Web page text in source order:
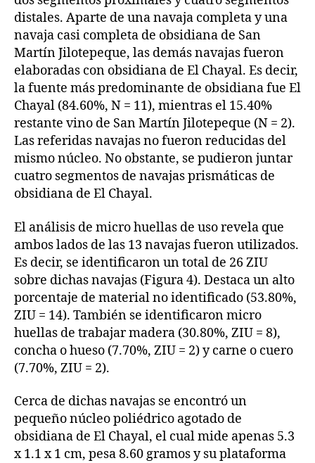
distales. Aparte de una navaja completa y una
navaja casi completa de obsidiana de San
Martín Jilotepeque, las demás navajas fueron
elaboradas con obsidiana de El Chayal. Es decir,
la fuente más predominante de obsidiana fue El
Chayal (84.60%, N = 11), mientras el 15.40%
restante vino de San Martín Jilotepeque (N = 2).
Las referidas navajas no fueron reducidas del
mismo núcleo. No obstante, se pudieron juntar
cuatro segmentos de navajas prismáticas de
obsidiana de El Chayal.
El análisis de micro huellas de uso revela que
ambos lados de las 13 navajas fueron utilizados.
Es decir, se identificaron un total de 26 ZIU
sobre dichas navajas (Figura 4). Destaca un alto
porcentaje de material no identificado (53.80%,
ZIU = 14). También se identificaron micro
huellas de trabajar madera (30.80%, ZIU = 8),
concha o hueso (7.70%, ZIU = 2) y carne o cuero
(7.70%, ZIU = 2).
Cerca de dichas navajas se encontró un
pequeño núcleo poliédrico agotado de
obsidiana de El Chayal, el cual mide apenas 5.3
x 1.1 x 1 cm, pesa 8.60 gramos y su plataforma